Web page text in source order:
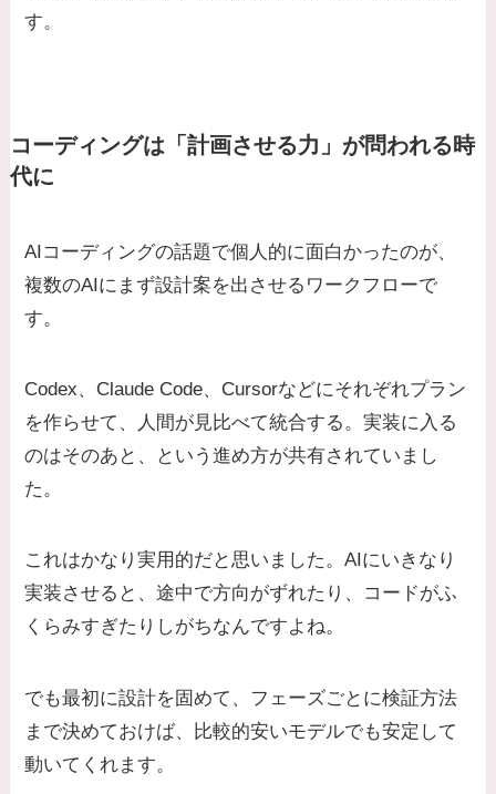
す。
コーディングは「計画させる力」が問われる時
代に
AIコーディングの話題で個人的に面白かったのが、
複数のAIにまず設計案を出させるワークフローで
す。
Codex、Claude Code、Cursorなどにそれぞれプラン
を作らせて、人間が見比べて統合する。実装に入る
のはそのあと、という進め方が共有されていまし
た。
これはかなり実用的だと思いました。AIにいきなり
実装させると、途中で方向がずれたり、コードがふ
くらみすぎたりしがちなんですよね。
でも最初に設計を固めて、フェーズごとに検証方法
まで決めておけば、比較的安いモデルでも安定して
動いてくれます。